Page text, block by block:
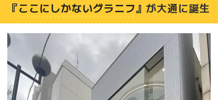
『ここにしかないグラニフ』が大通に誕生